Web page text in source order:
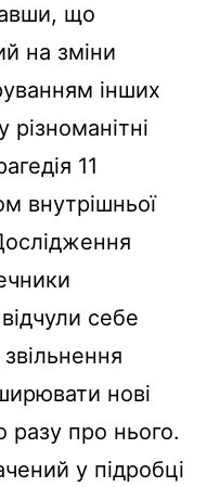
що
на зміни
інших
різноманітні
11
внутрішньої
себе
нові
разу про нього.
у підробці